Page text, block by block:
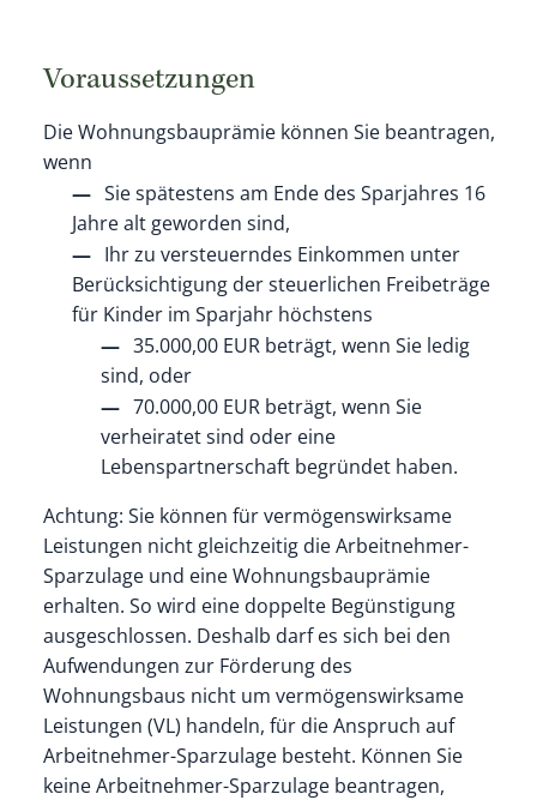
Voraussetzungen
Die Wohnungsbauprämie können Sie beantragen,
wenn
Sie spätestens am Ende des Sparjahres 16
Jahre alt geworden sind,
Ihr zu versteuerndes Einkommen unter
Berücksichtigung der steuerlichen Freibeträge
für Kinder im Sparjahr höchstens
35.000,00 EUR beträgt, wenn Sie ledig
sind, oder
70.000,00 EUR beträgt, wenn Sie
verheiratet sind oder eine
Lebenspartnerschaft begründet haben.
Achtung: Sie können für vermögenswirksame
Leistungen nicht gleichzeitig die Arbeitnehmer-
Sparzulage und eine Wohnungsbauprämie
erhalten. So wird eine doppelte Begünstigung
ausgeschlossen. Deshalb darf es sich bei den
Aufwendungen zur Förderung des
Wohnungsbaus nicht um vermögenswirksame
Leistungen (VL) handeln, für die Anspruch auf
Arbeitnehmer-Sparzulage besteht. Können Sie
keine Arbeitnehmer-Sparzulage beantragen,